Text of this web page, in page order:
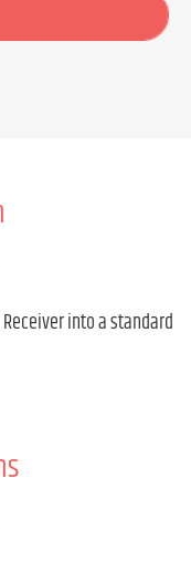
into a standard